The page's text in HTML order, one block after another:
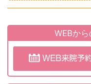
WEBか